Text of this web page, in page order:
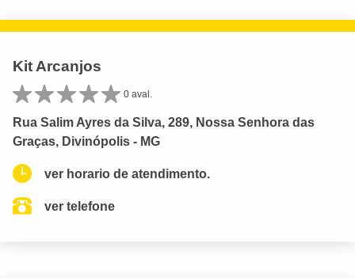
Kit Arcanjos
0 aval.
Rua Salim Ayres da Silva, 289, Nossa Senhora das
Graças, Divinópolis - MG
ver horario de atendimento.
ver telefone